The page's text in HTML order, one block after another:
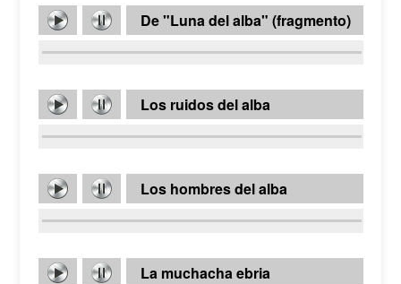
De "Luna del alba" (fragmento)
Los ruidos del alba
Los hombres del alba
La muchacha ebria